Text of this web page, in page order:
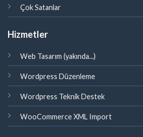
Çok Satanlar
Hizmetler
Web Tasarım (yakında...)
Wordpress Düzenleme
Wordpress Teknik Destek
WooCommerce XML Import